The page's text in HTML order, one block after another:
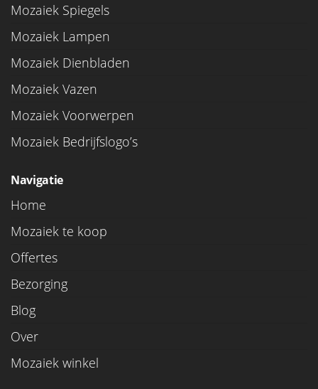
Mozaiek Spiegels
Mozaiek Lampen
Mozaiek Dienbladen
Mozaiek Vazen
Mozaiek Voorwerpen
Mozaiek Bedrijfslogo’s
Navigatie
Home
Mozaiek te koop
Offertes
Bezorging
Blog
Over
Mozaiek winkel